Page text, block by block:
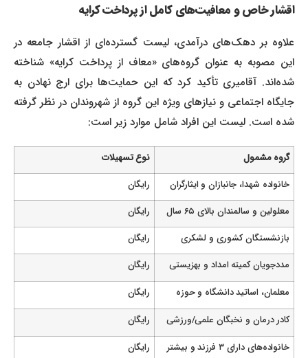
اقشار خاص و معافیت‌های کامل از پرداخت کرایه
علاوه بر دهک‌های درآمدی، لیست گسترده‌ای از اقشار جامعه در
این مصوبه به عنوان گروه‌های «معاف از پرداخت کرایه» شناخته
شده‌اند. آقامیری تأکید کرد که این حمایت‌ها برای ارج نهادن به
جایگاه اجتماعی و نیازهای ویژه این گروه از شهروندان در نظر گرفته
شده است. لیست این افراد شامل موارد زیر است:
گروه مشمول
نوع تسهیلات
خانواده شهدا، جانبازان و ایثارگران
رایگان
معلولین و سالمندان بالای ۶۵ سال
رایگان
بازنشستگان کشوری و لشکری
رایگان
مددجویان کمیته امداد و بهزیستی
رایگان
معلمان، اساتید دانشگاه و حوزه
رایگان
کادر درمان و نخبگان علمی/ورزشی
رایگان
خانواده‌های دارای ۳ فرزند و بیشتر
رایگان